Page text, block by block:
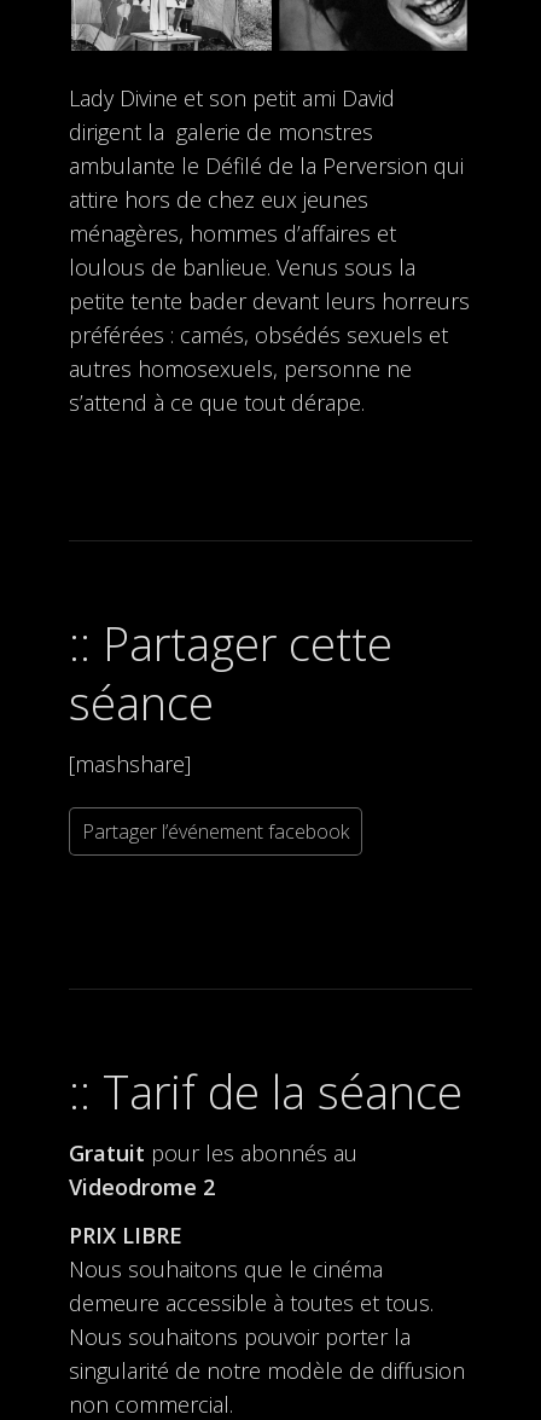
Lady Divine et son petit ami David
dirigent la galerie de monstres
ambulante le Défilé de la Perversion qui
attire hors de chez eux jeunes
ménagères, hommes d’affaires et
loulous de banlieue. Venus sous la
petite tente bader devant leurs horreurs
préférées : camés, obsédés sexuels et
autres homosexuels, personne ne
s’attend à ce que tout dérape.
Partager cette
séance
[mashshare]
Partager l’événement facebook
Tarif de la séance
Gratuit pour les abonnés au
Videodrome 2
PRIX LIBRE
Nous souhaitons que le cinéma
demeure accessible à toutes et tous.
Nous souhaitons pouvoir porter la
singularité de notre modèle de diffusion
non commercial.